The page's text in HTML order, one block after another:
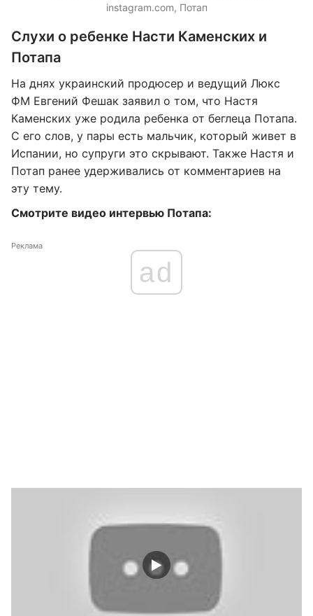
instagram.com, Потап
Слухи о ребенке Насти Каменских и
Потапа
На днях украинский продюсер и ведущий Люкс
ФМ Евгений Фешак заявил о том, что Настя
Каменских уже родила ребенка от беглеца Потапа.
С его слов, у пары есть мальчик, который живет в
Испании, но супруги это скрывают. Также Настя и
Потап ранее удерживались от комментариев на
эту тему.
Смотрите видео интервью Потапа:
Реклама
ad